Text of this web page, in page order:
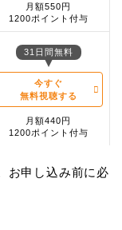
月額550円
1200ポイント付与
31日間無料
今すぐ
無料視聴する
月額440円
1200ポイント付与
お申し込み前に必